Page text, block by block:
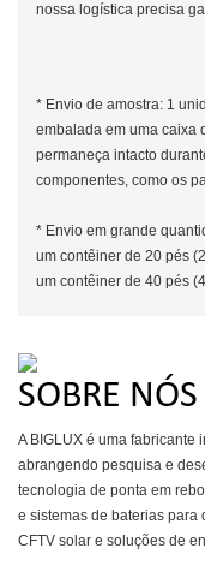
nossa logística precisa
* Envio de amostra: 1
embalada em uma caixa
permaneça intacto
componentes, como os
* Envio em grande
um contêiner de 20 pés
um contêiner de 40 pés
SOBRE NÓS
A BIGLUX é uma fabricante
abrangendo pesquisa e
tecnologia de ponta em
e sistemas de baterias para
CFTV solar e soluções de